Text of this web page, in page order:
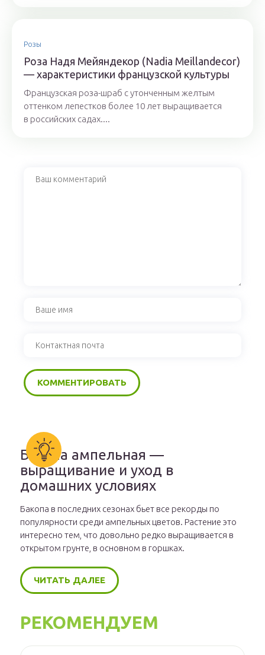
Розы
Роза Надя Мейяндекор (Nadia Meillandecor)
— характеристики французской культуры
Французская роза-шраб с утонченным желтым
оттенком лепестков более 10 лет выращивается
в российских садах....
Бакопа ампельная —
выращивание и уход в
домашних условиях
Бакопа в последних сезонах бьет все рекорды по
популярности среди ампельных цветов. Растение это
интересно тем, что довольно редко выращивается в
открытом грунте, в основном в горшках.
ЧИТАТЬ ДАЛЕЕ
РЕКОМЕНДУЕМ